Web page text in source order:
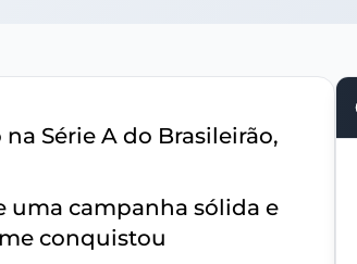
Série A do Brasileirão,
uma campanha sólida e
conquistou